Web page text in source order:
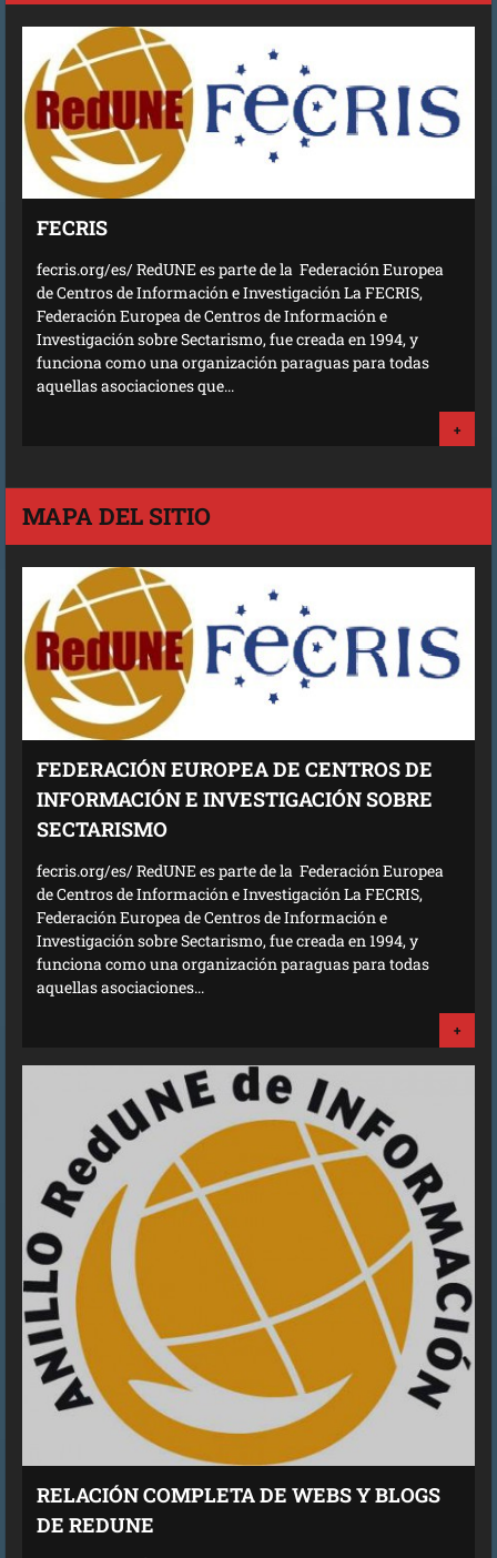
FECRIS
fecris.org/es/ RedUNE es parte de la Federación Europea
de Centros de Información e Investigación La FECRIS,
Federación Europea de Centros de Información e
Investigación sobre Sectarismo, fue creada en 1994, y
funciona como una organización paraguas para todas
aquellas asociaciones que...
+
MAPA DEL SITIO
FEDERACIÓN EUROPEA DE CENTROS DE
INFORMACIÓN E INVESTIGACIÓN SOBRE
SECTARISMO
fecris.org/es/ RedUNE es parte de la Federación Europea
de Centros de Información e Investigación La FECRIS,
Federación Europea de Centros de Información e
Investigación sobre Sectarismo, fue creada en 1994, y
funciona como una organización paraguas para todas
aquellas asociaciones...
+
RELACIÓN COMPLETA DE WEBS Y BLOGS
DE REDUNE